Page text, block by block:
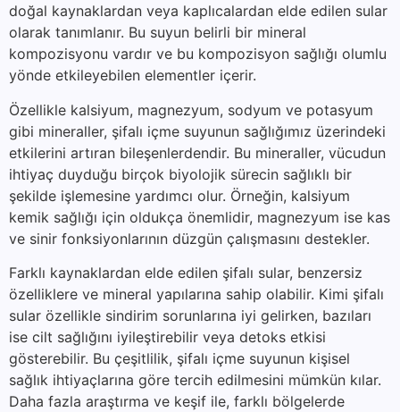
doğal kaynaklardan veya kaplıcalardan elde edilen sular
olarak tanımlanır. Bu suyun belirli bir mineral
kompozisyonu vardır ve bu kompozisyon sağlığı olumlu
yönde etkileyebilen elementler içerir.
Özellikle kalsiyum, magnezyum, sodyum ve potasyum
gibi mineraller, şifalı içme suyunun sağlığımız üzerindeki
etkilerini artıran bileşenlerdendir. Bu mineraller, vücudun
ihtiyaç duyduğu birçok biyolojik sürecin sağlıklı bir
şekilde işlemesine yardımcı olur. Örneğin, kalsiyum
kemik sağlığı için oldukça önemlidir, magnezyum ise kas
ve sinir fonksiyonlarının düzgün çalışmasını destekler.
Farklı kaynaklardan elde edilen şifalı sular, benzersiz
özelliklere ve mineral yapılarına sahip olabilir. Kimi şifalı
sular özellikle sindirim sorunlarına iyi gelirken, bazıları
ise cilt sağlığını iyileştirebilir veya detoks etkisi
gösterebilir. Bu çeşitlilik, şifalı içme suyunun kişisel
sağlık ihtiyaçlarına göre tercih edilmesini mümkün kılar.
Daha fazla araştırma ve keşif ile, farklı bölgelerde